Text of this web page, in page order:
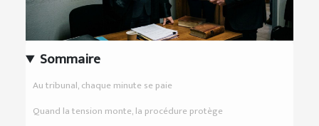
Sommaire
Au tribunal, chaque minute se paie
Quand la tension monte, la procédure protège